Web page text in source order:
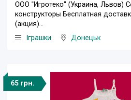
ООО "Игротеко" (Украина, Львов)
конструкторы Бесплатная
(акция)...
Iграшки
Донецьк
65 грн.